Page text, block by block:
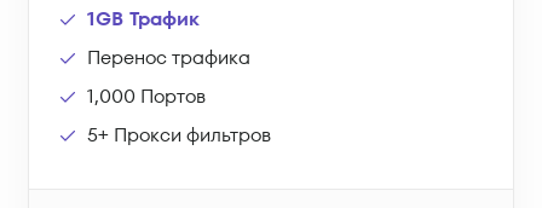
1GB Трафик
Перенос трафика
1,000 Портов
5+ Прокси фильтров